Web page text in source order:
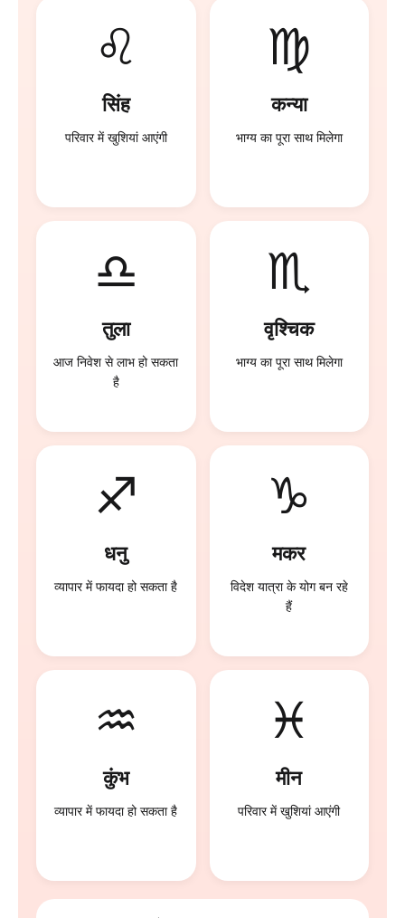
♌
सिंह
परिवार में खुशियां आएंगी
♍
कन्या
भाग्य का पूरा साथ मिलेगा
♎
तुला
आज निवेश से लाभ हो सकता
है
♏
वृश्चिक
भाग्य का पूरा साथ मिलेगा
♐
धनु
व्यापार में फायदा हो सकता है
♑
मकर
विदेश यात्रा के योग बन रहे
हैं
♒
कुंभ
व्यापार में फायदा हो सकता है
♓
मीन
परिवार में खुशियां आएंगी